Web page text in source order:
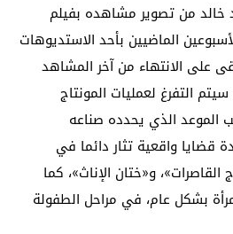
خالد من تصوير مشاهده بفيلم
الماضيين بأحد الاستديوهات
على الانتهاء من آخر المشاهد
التفرغ لعمليات المونتاج
الموعد الذي يحدده صناعه
قضايا واقعية تثار دائما في
و«ختان الإناث»، كما
بشكل عام، في مراحل الطفولة